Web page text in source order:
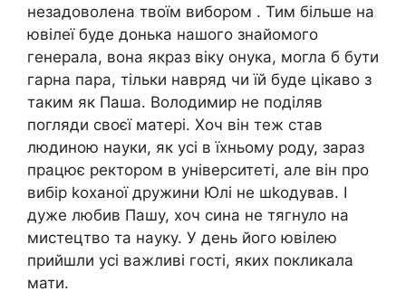
незадоволена твоїм вибором . Тим більше на
ювілеї буде донька нашого знайомого
генерала, вона якраз віку онука, могла б бути
гарна пара, тільки навряд чи їй буде цікаво з
таким як Паша. Володимир не поділяв
погляди своєї матері. Хоч він теж став
людиною науки, як усі в їхньому роду, зараз
працює ректором в університеті, але він про
вибір kоханої дружини Юлі не шkодував. І
дуже любив Пашу, хоч сина не тягнуло на
мистецтво та науку. У день його ювілею
прийшли усі важливі гості, яких покликала
мати.